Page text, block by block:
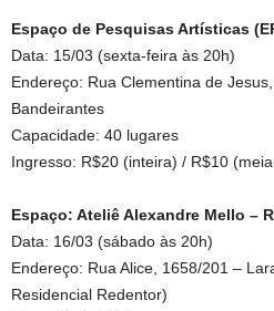
Espaço de Pesquisas Artísticas
Data: 15/03 (sexta-feira às 20h)
Endereço: Rua Clementina de
Bandeirantes
Capacidade: 40 lugares
Ingresso: R$20 (inteira) / R$10
Espaço: Ateliê Alexandre Mello –
Data: 16/03 (sábado às 20h)
Endereço: Rua Alice, 1658/201 –
Residencial Redentor)